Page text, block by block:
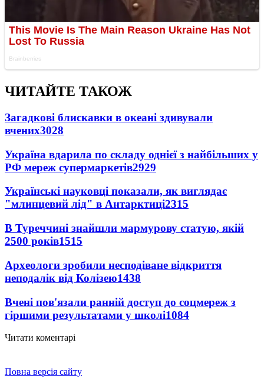
ЧИТАЙТЕ ТАКОЖ
Загадкові блискавки в океані здивували
вчених3028
Україна вдарила по складу однієї з найбільших у
РФ мереж супермаркетів2929
Українські науковці показали, як виглядає
"млинцевий лід" в Антарктиці2315
В Туреччині знайшли мармурову статую, якій
2500 років1515
Археологи зробили несподіване відкриття
неподалік від Колізею1438
Вчені пов'язали ранній доступ до соцмереж з
гіршими результатами у школі1084
Читати коментарі
Повна версія сайту